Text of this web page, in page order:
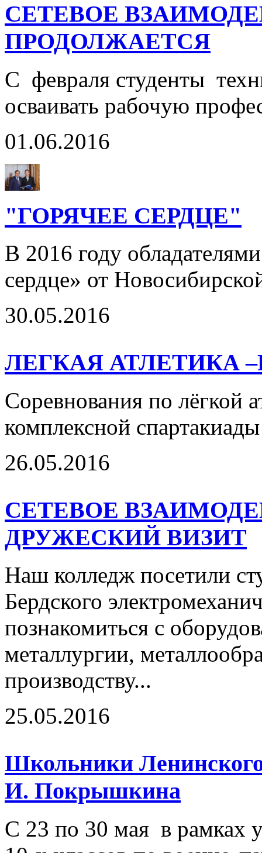
СЕТЕВОЕ
ПРОДОЛЖАЕТСЯ
С февраля студенты
осваивать рабочую
01.06.2016
"ГОРЯЧЕЕ СЕРДЦЕ"
В 2016 году
сердце» от
30.05.2016
ЛЕГКАЯ АТЛЕТИКА
Соревнования по лёгкой
комплексной
26.05.2016
СЕТЕВОЕ
ДРУЖЕСКИЙ ВИЗИТ
Наш колледж посетили
Бердского
познакомиться с
металлургии,
производству...
25.05.2016
Школьники
И. Покрышкина
С 23 по 30 мая в рамках